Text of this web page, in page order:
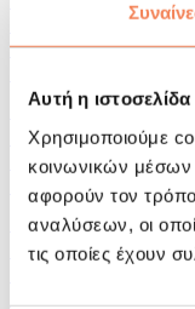
Αυτή η
Χρησιμοποιούμε
κοινωνικών μέσων
αφορούν τον
αναλύσεων, οι
τις οποίες έχουν
Εργαλεία μασάζ
Κύλινδροι Αφρού
Τσάντες &
Τσάντες
Σάκοι Γυμναστικής
Σακίδια πλάτης
Αξεσουάρ με
Tρέξιμο